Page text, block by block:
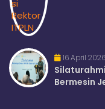
16 April 2026
Bermesin